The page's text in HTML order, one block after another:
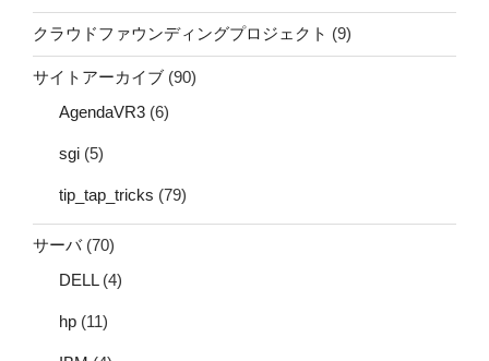
クラウドファウンディングプロジェクト (9)
サイトアーカイブ (90)
AgendaVR3 (6)
sgi (5)
tip_tap_tricks (79)
サーバ(70)
DELL(4)
hp (11)